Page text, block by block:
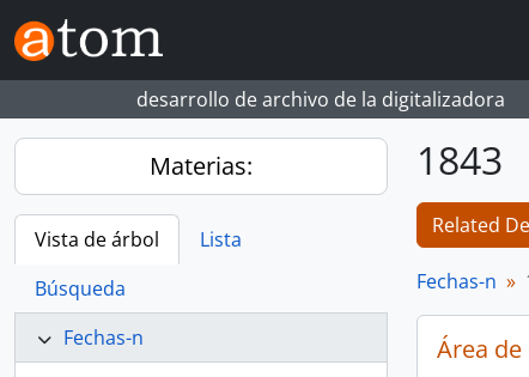
Skip to main content
desarrollo de archivo de la digitalizadora
Materias:
Vista de árbol
Lista
Búsqueda
Fechas-n
1843
Related
Fechas-n
Área